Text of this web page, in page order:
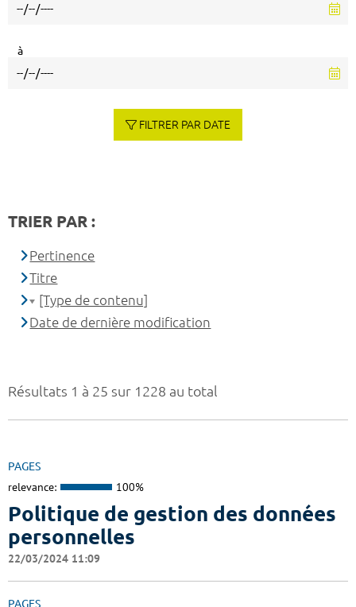
Résultats 1 à 25 sur 1228 au total
PAGES
relevance: 100%
Politique de gestion des données
personnelles
22/03/2024 11:09
PAGES
à
FILTRER PAR DATE
TRIER PAR :
Pertinence
Titre
[Type de contenu]
Date de dernière modification